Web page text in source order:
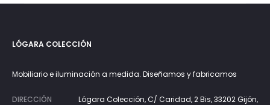
LÓGARA COLECCIÓN
Mobiliario e iluminación a medida. Diseñamos y fabricamos
DIRECCIÓN
Lógara Colección, C/ Caridad, 2 Bis, 33202 Gijón,